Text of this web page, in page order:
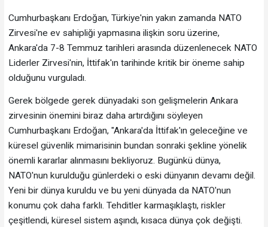
Cumhurbaşkanı Erdoğan, Türkiye'nin yakın zamanda NATO
Zirvesi'ne ev sahipliği yapmasına ilişkin soru üzerine,
Ankara'da 7-8 Temmuz tarihleri arasında düzenlenecek NATO
Liderler Zirvesi'nin, İttifak'ın tarihinde kritik bir öneme sahip
olduğunu vurguladı.
Gerek bölgede gerek dünyadaki son gelişmelerin Ankara
zirvesinin önemini biraz daha artırdığını söyleyen
Cumhurbaşkanı Erdoğan, "Ankara'da İttifak'ın geleceğine ve
küresel güvenlik mimarisinin bundan sonraki şekline yönelik
önemli kararlar alınmasını bekliyoruz. Bugünkü dünya,
NATO'nun kurulduğu günlerdeki o eski dünyanın devamı değil.
Yeni bir dünya kuruldu ve bu yeni dünyada da NATO'nun
konumu çok daha farklı. Tehditler karmaşıklaştı, riskler
çeşitlendi, küresel sistem aşındı, kısaca dünya çok değişti.